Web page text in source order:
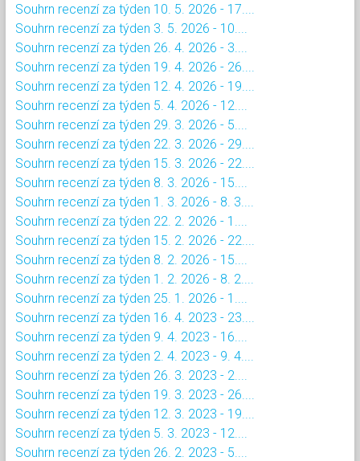
Souhrn recenzí za týden 10. 5. 2026 - 17....
Souhrn recenzí za týden 3. 5. 2026 - 10....
Souhrn recenzí za týden 26. 4. 2026 - 3....
Souhrn recenzí za týden 19. 4. 2026 - 26....
Souhrn recenzí za týden 12. 4. 2026 - 19....
Souhrn recenzí za týden 5. 4. 2026 - 12....
Souhrn recenzí za týden 29. 3. 2026 - 5....
Souhrn recenzí za týden 22. 3. 2026 - 29....
Souhrn recenzí za týden 15. 3. 2026 - 22....
Souhrn recenzí za týden 8. 3. 2026 - 15....
Souhrn recenzí za týden 1. 3. 2026 - 8. 3....
Souhrn recenzí za týden 22. 2. 2026 - 1....
Souhrn recenzí za týden 15. 2. 2026 - 22....
Souhrn recenzí za týden 8. 2. 2026 - 15....
Souhrn recenzí za týden 1. 2. 2026 - 8. 2....
Souhrn recenzí za týden 25. 1. 2026 - 1....
Souhrn recenzí za týden 16. 4. 2023 - 23....
Souhrn recenzí za týden 9. 4. 2023 - 16....
Souhrn recenzí za týden 2. 4. 2023 - 9. 4....
Souhrn recenzí za týden 26. 3. 2023 - 2....
Souhrn recenzí za týden 19. 3. 2023 - 26....
Souhrn recenzí za týden 12. 3. 2023 - 19....
Souhrn recenzí za týden 5. 3. 2023 - 12....
Souhrn recenzí za týden 26. 2. 2023 - 5....